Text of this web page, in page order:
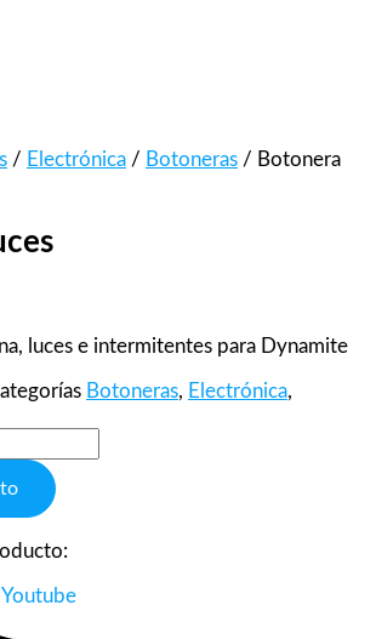
/ Electrónica / Botoneras / Botonera
luces e intermitentes para Dynamite
Botoneras, Electrónica,
Youtube